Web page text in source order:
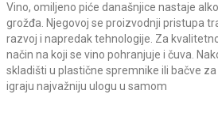
Vino, omiljeno piće današnjice nastaje
grožđa. Njegovoj se proizvodnji pristupa
razvoj i napredak tehnologije. Za
način na koji se vino pohranjuje i čuva.
skladišti u plastične spremnike ili bačve
igraju najvažniju ulogu u samom